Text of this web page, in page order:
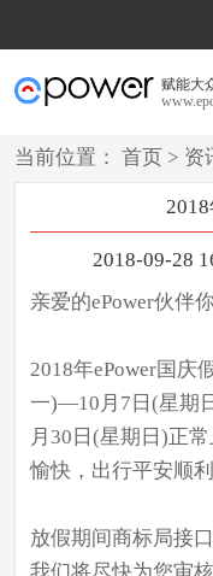
赋能大
当前位置： 首页 > 资
2018-09-28
亲爱的ePower伙伴
2018年ePower国庆
一)—10月7日(星期
月30日(星期日)正
愉快，出行平安顺利
放假期间商标局接